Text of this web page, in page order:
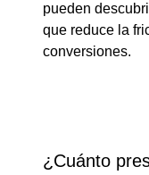
pueden
que reduce la
conversiones.
¿Cuánto